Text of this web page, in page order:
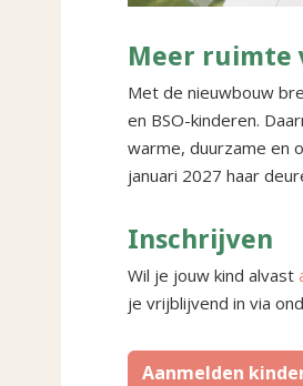
Meer ruimte
Met de nieuwbouw
en BSO-kinderen.
warme, duurzame en
januari 2027 haar
Inschrijven
Wil je jouw kind alvast
je vrijblijvend in via
Aanmelden